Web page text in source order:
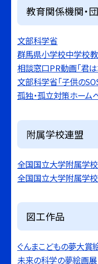
教育関係機関・
文部科学省
群馬県小学校中学校
相談窓口PR動画「君は
文部科学省「子供の
孤独・孤立対策ホーム
附属学校連盟
全国国立大学附属学
全国国立大学附属学
図工作品
ぐんまこどもの夢大賞
未来の科学の夢絵画展